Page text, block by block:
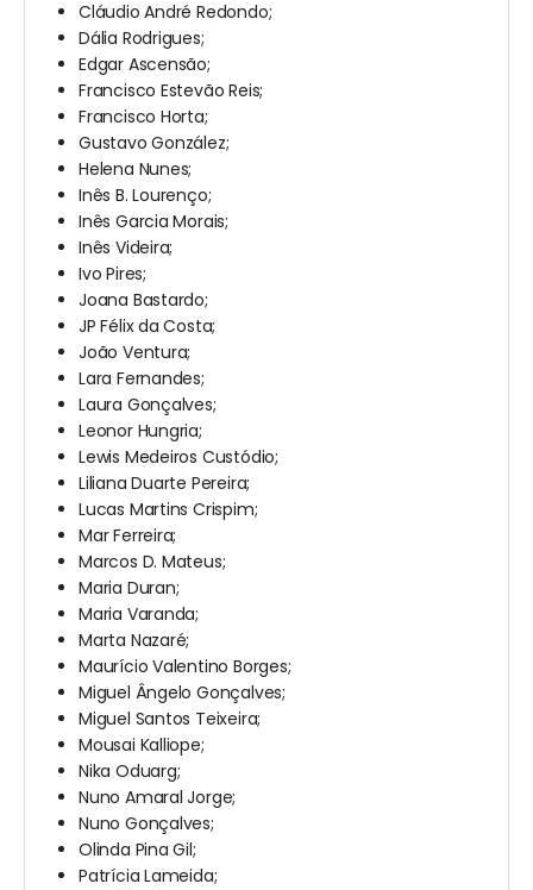
Cláudio André Redondo;
Dália Rodrigues;
Edgar Ascensão;
Francisco Estevão Reis;
Francisco Horta;
Gustavo González;
Helena Nunes;
Inês B. Lourenço;
Inês Garcia Morais;
Inês Videira;
Ivo Pires;
Joana Bastardo;
JP Félix da Costa;
João Ventura;
Lara Fernandes;
Laura Gonçalves;
Leonor Hungria;
Lewis Medeiros Custódio;
Liliana Duarte Pereira;
Lucas Martins Crispim;
Mar Ferreira;
Marcos D. Mateus;
Maria Duran;
Maria Varanda;
Marta Nazaré;
Maurício Valentino Borges;
Miguel Ângelo Gonçalves;
Miguel Santos Teixeira;
Mousai Kalliope;
Nika Oduarg;
Nuno Amaral Jorge;
Nuno Gonçalves;
Olinda Pina Gil;
Patrícia Lameida;